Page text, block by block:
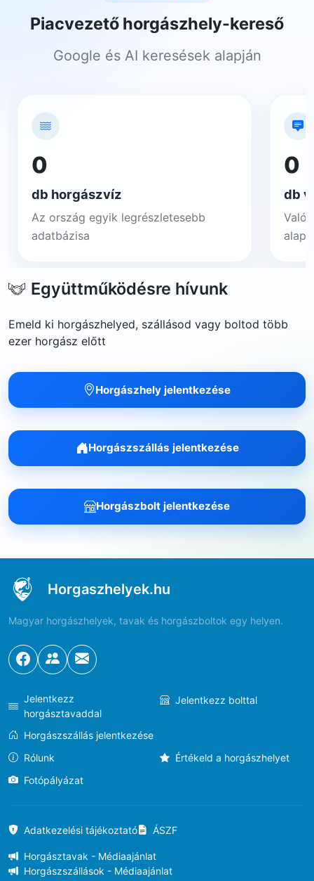
Piacvezető horgászhely-kereső
Google és AI keresések alapján
0
db horgászvíz
Az ország egyik legrészletesebb
adatbázisa
0
db
Együttműködésre hívunk
Emeld ki horgászhelyed, szállásod vagy boltod több
ezer horgász előtt
Horgászhely jelentkezése
Horgászszállás jelentkezése
Horgászbolt jelentkezése
Horgaszhelyek.hu
Magyar horgászhelyek, tavak és horgászboltok egy helyen.
Jelentkezz
horgásztavaddal
Jelentkezz bolttal
Horgászszállás jelentkezése
Rólunk
Értékeld a horgászhelyet
Fotópályázat
Adatkezelési tájékoztató ÁSZF
Horgásztavak - Médiaajánlat
Horgászszállások - Médiaajánlat